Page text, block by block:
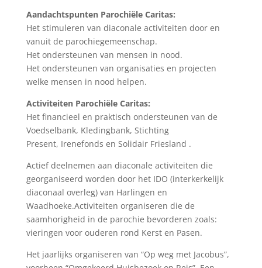
Aandachtspunten Parochiële Caritas:
Het stimuleren van diaconale activiteiten door en
vanuit de parochiegemeenschap.
Het ondersteunen van mensen in nood.
Het ondersteunen van organisaties en projecten
welke mensen in nood helpen.
Activiteiten Parochiële Caritas:
Het financieel en praktisch ondersteunen van de
Voedselbank, Kledingbank, Stichting
Present, Irenefonds en Solidair Friesland .
Actief deelnemen aan diaconale activiteiten die
georganiseerd worden door het IDO (interkerkelijk
diaconaal overleg) van Harlingen en
Waadhoeke.Activiteiten organiseren die de
saamhorigheid in de parochie bevorderen zoals:
vieringen voor ouderen rond Kerst en Pasen.
Het jaarlijks organiseren van “Op weg met Jacobus”,